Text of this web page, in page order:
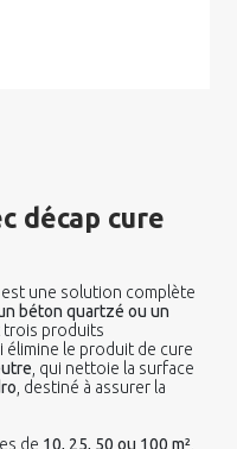
décap cure
est une solution complète
béton quartzé ou un
trois produits
élimine le produit de cure
, qui nettoie la surface
, destiné à assurer la
de 10, 25, 50 ou 100 m²